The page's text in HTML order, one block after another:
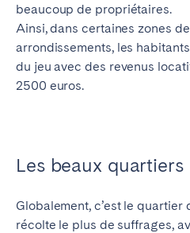
beaucoup de propriétaires.
Ainsi, dans certaines zones
arrondissements, les
du jeu avec des revenus
2500 euros.
Les beaux quartiers
Globalement, c’est le quartier
récolte le plus de suffrages,